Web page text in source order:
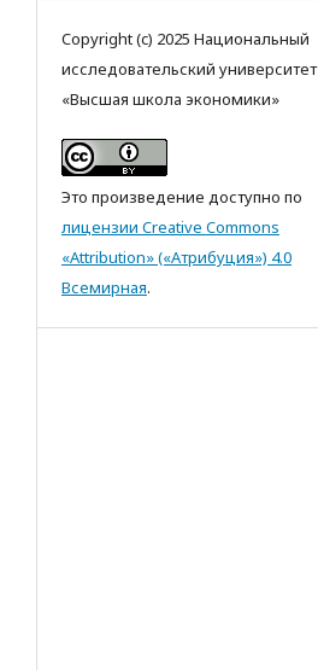
Copyright (c) 2025 Национальный
исследовательский университет
«Высшая школа экономики»
Это произведение доступно по
лицензии Creative Commons
«Attribution» («Атрибуция») 4.0
Всемирная.